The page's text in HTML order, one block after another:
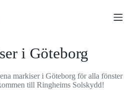
i Göteborg
markiser i Göteborg för alla fönster
till Ringheims Solskydd!